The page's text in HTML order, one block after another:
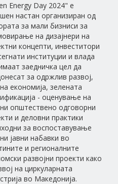
Energy Day 2024" е
настан организиран од
за мали бизниси за
на дизајнери на
концепти, инвеститори
институции и влада
заедничка цел да
за одржлив развој,
економија, зелената
- оценување на
општествено одговорни
и деловни практики
за воспоставување
јавни набавки во
и регионалните
развојни проекти како
на циркуларната
во Македонија.